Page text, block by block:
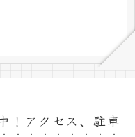
！アクセス、駐車